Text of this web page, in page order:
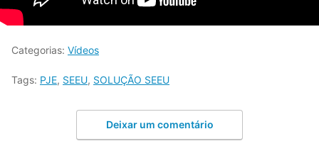
Categorias: Vídeos
Tags: PJE, SEEU, SOLUÇÃO SEEU
Deixar um comentário